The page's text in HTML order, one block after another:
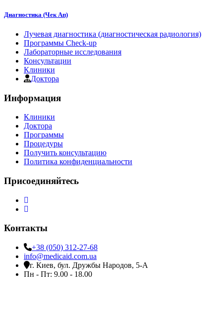
Диагностика (Чек Ап)
Лучевая диагностика (диагностическая радиология)
Программы Check-up
Лабораторные исследования
Консультации
Клиники
Доктора
Информация
Клиники
Доктора
Программы
Процедуры
Получить консультацию
Политика конфиденциальности
Присоединяйтесь
Контакты
+38 (050) 312-27-68
info@medicaid.com.ua
г. Киев, бул. Дружбы Народов, 5-А
Пн - Пт: 9.00 - 18.00